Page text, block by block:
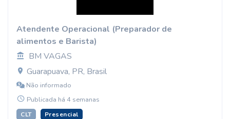
Atendente Operacional (Preparador de
alimentos e Barista)
BM VAGAS
Guarapuava, PR, Brasil
Não informado
Publicada há 4 semanas
CLT Presencial